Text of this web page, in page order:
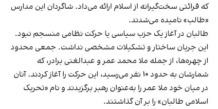
که قرائتی سخت‌گیرانه از اسلام ارائه می‌داد. شاگردان این مدارس
«طالب» نامیده می‌شدند.
طالبان در آغاز یک حزب سیاسی یا حرکت نظامی منسجم نبود.
این جریان ساختار و تشکیلات مشخصی نداشت. جمعی محدود
از چهره‌ها، از جمله ملا محمد عمر و عبدالغنی برادر، که
شمارشان به حدود ۱۰ نفر می‌رسید، این حرکت را آغاز کردند. آنان
در میان خود ملا عمر را به‌عنوان رهبر برگزیدند و نام «تحریک
اسلامی طالبان» را بر آن گذاشتند.